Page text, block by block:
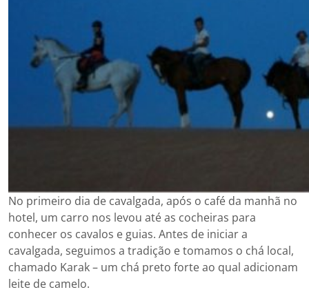
No primeiro dia de cavalgada, após o café da manhã no
hotel, um carro nos levou até as cocheiras para
conhecer os cavalos e guias. Antes de iniciar a
cavalgada, seguimos a tradição e tomamos o chá local,
chamado Karak – um chá preto forte ao qual adicionam
leite de camelo.